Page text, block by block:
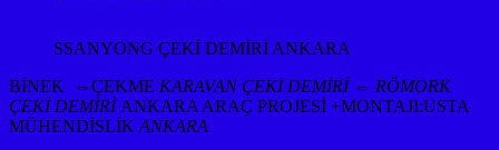
SSANYONG ÇEKİ DEMİRİ ANKARA
BİNEK ⇔ÇEKME KARAVAN ÇEKİ DEMİRİ ⇔ RÖMORK
ÇEKİ DEMİRİANKARA ARAÇ PROJESİ +MONTAJI:USTA
MÜHENDİSLİK ANKARA